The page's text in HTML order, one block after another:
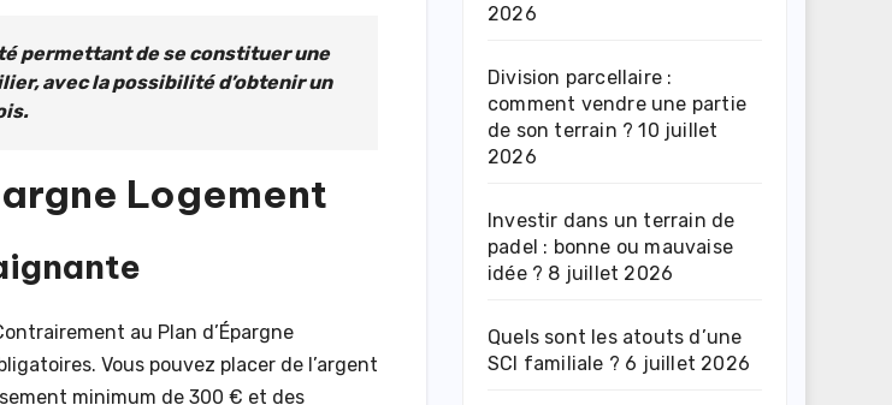
permettant de se constituer une
avec la possibilité d’obtenir un
Logement
au Plan d’Épargne
Vous pouvez placer de l’argent
minimum de 300 € et des
2026
Division parcellaire :
comment vendre une partie
de son terrain ? 10 juillet
2026
Investir dans un terrain de
padel : bonne ou mauvaise
idée ? 8 juillet 2026
Quels sont les atouts d’une
SCI familiale ? 6 juillet 2026